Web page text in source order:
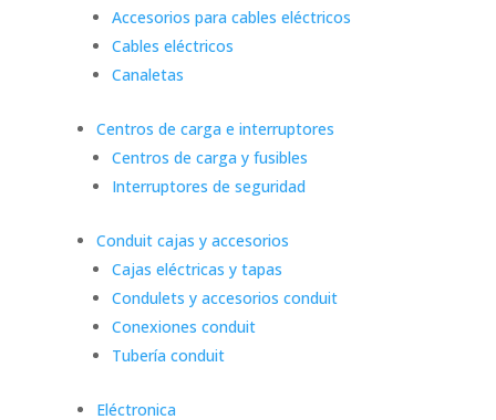
Accesorios para cables eléctricos
Cables eléctricos
Canaletas
Centros de carga e interruptores
Centros de carga y fusibles
Interruptores de seguridad
Conduit cajas y accesorios
Cajas eléctricas y tapas
Condulets y accesorios conduit
Conexiones conduit
Tubería conduit
Eléctronica